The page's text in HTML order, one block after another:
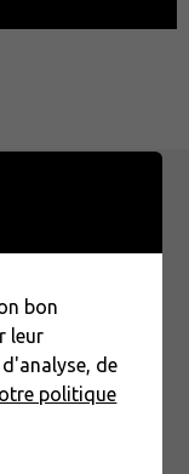
bon
leur
de
politique